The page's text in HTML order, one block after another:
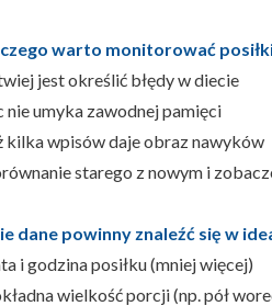
warto monitorować
jest określić błędy w diecie
nie umyka zawodnej pamięci
kilka wpisów daje obraz nawyków
starego z nowym i
dane powinny znaleźć się w
i godzina posiłku (mniej więcej)
wielkość porcji (np. pół